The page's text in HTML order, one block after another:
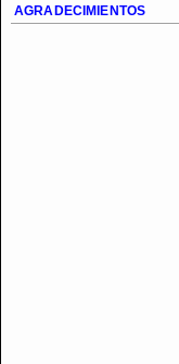
AGRADECIMIENTOS